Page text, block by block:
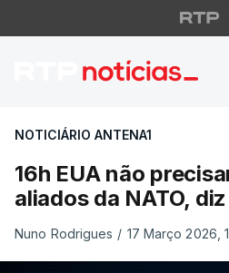
16h EUA
NOTICIÁRIO ANTENA1
16h EUA não
aliados da NATO,
Nuno Rodrigues / 17 Março 2026,